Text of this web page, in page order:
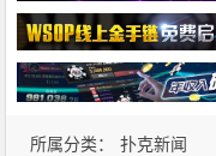
所属分类： 扑克新闻